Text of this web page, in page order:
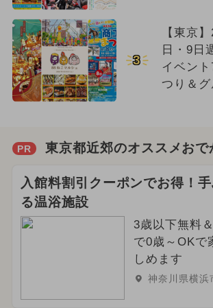
3
【東京
日・9日
イベン
つり＆グ
PR 東京都近郊のオススメおで
入館料割引クーポンでお得！
る温浴施設
3歳以下無料
で0歳～OKで
しめます
神奈川県横浜